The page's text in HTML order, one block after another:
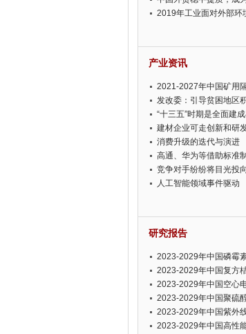
2019年工业面对外部环
产业资讯
2021-2027年中国矿用
投资前景预测报告
发改委：引导贫困地区
“十三五”时期是全面建
建材企业可走创新和研
消费升级的迭代与演进
高通、华为等借助标准
竞争对手纷纷将目光投
此淡定，难道就真的不
人工智能领域事件驱动
研究报告
2023-2029年中国磷霉
投资可行性报告
2023-2029年中国复方
资潜力分析报告
2023-2029年中国空心
析报告
2023-2029年中国聚硫
报告
2023-2029年中国紫外
势报告
2023-2029年中国高性